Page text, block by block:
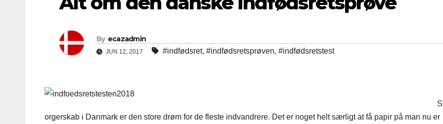
By ecazadmin
JUN 12, 2017 #indfødsret, #indfødsretsprøven, #indfødsretstest
orgerskab i Danmark er den store drøm for de fleste indvandrere. Det er noget helt særligt at få papir på man nu er